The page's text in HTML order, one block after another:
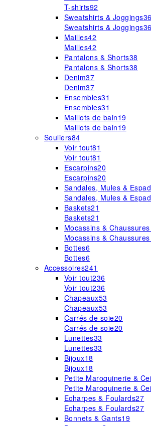
T-shirts92
Sweatshirts & Joggings36
Sweatshirts & Joggings36
Mailles42
Mailles42
Pantalons & Shorts38
Pantalons & Shorts38
Denim37
Denim37
Ensembles31
Ensembles31
Maillots de bain19
Maillots de bain19
Souliers84
Voir tout81
Voir tout81
Escarpins20
Escarpins20
Sandales, Mules &
Sandales, Mules &
Baskets21
Baskets21
Mocassins &
Mocassins &
Bottes6
Bottes6
Accessoires241
Voir tout236
Voir tout236
Chapeaux53
Chapeaux53
Carrés de soie20
Carrés de soie20
Lunettes33
Lunettes33
Bijoux18
Bijoux18
Petite Maroquinerie &
Petite Maroquinerie &
Echarpes & Foulards27
Echarpes & Foulards27
Bonnets & Gants19